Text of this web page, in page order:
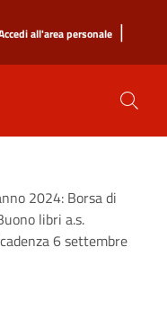
all'area personale |
2024: Borsa di
libri a.s.
6 settembre